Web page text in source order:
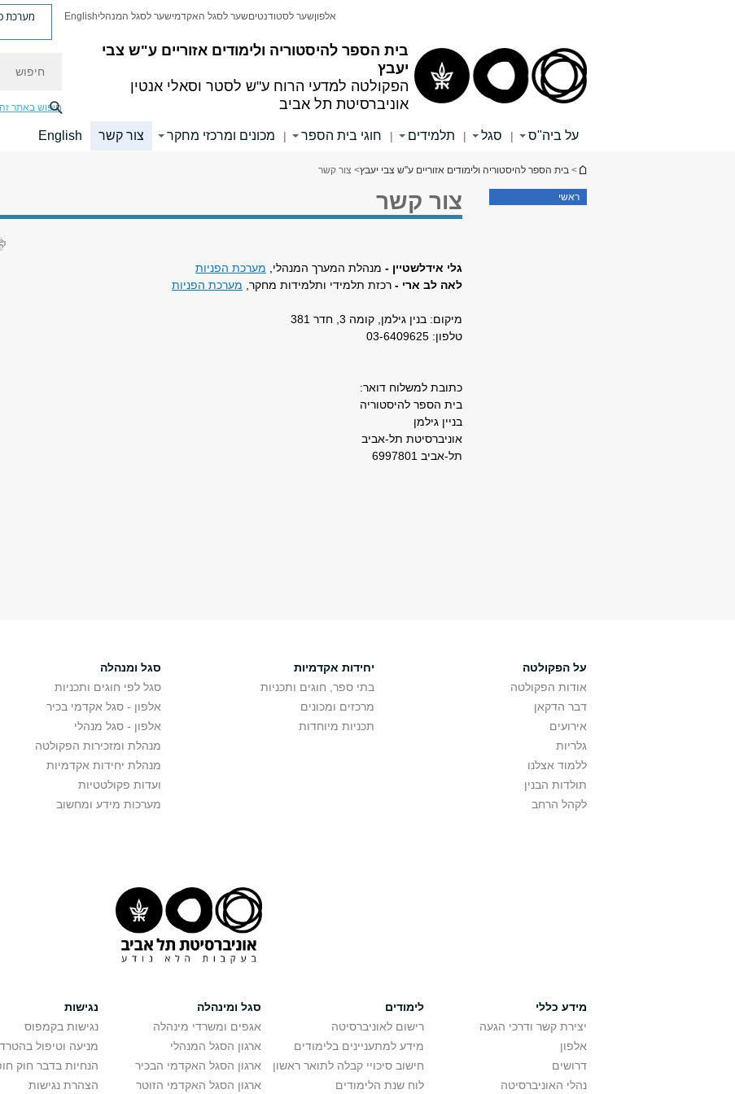
בית הספר להיסטוריה ולימודים אזוריים ע"ש צבי
יעבץ
הפקולטה למדעי הרוח ע"ש לסטר וסאלי אנטין
אוניברסיטת תל אביב
אלפוןשער לסטודנטיםשער לסגל האקדמישער לסגל המנהליEnglish מערכת
חיפוש באתר זה
על ביה"ס | סגל | תלמידים | חוגי בית הספר | מכונים ומרכזי מחקר צור קשר English
הינך נמצא כאן
> בית הספר להיסטוריה ולימודים אזוריים ע"ש צבי יעבץ> צור קשר
ראשי צור קשר
גלי אידלשטיין - מנהלת המערך המנהלי, מערכת הפניות
לאה לב ארי - ​ רכזת תלמידי ותלמידות מחקר, מערכת הפניות
מיקום: בנין גילמן, קומה 3, חדר 381
טלפון: 03-6409625
כתובת למשלוח דואר:
בית הספר להיסטוריה
בניין גילמן
אוניברסיטת תל-אביב
תל-אביב 6997801
על הפקולטה
אודות הפקולטה
דבר הדקאן
אירועים
גלריות
ללמוד אצלנו
תולדות הבנין
לקהל הרחב
יחידות אקדמיות
בתי ספר, חוגים ותכניות
מרכזים ומכונים
תכניות מיוחדות
סגל ומנהלה
סגל לפי חוגים ותכניות
אלפון - סגל אקדמי בכיר
אלפון - סגל מנהלי
מנהלת ומזכירות הפקולטה
מנהלת יחידות אקדמיות
ועדות פקולטטיות
מערכות מידע ומחשוב
מידע כללי
יצירת קשר ודרכי הגעה
אלפון
דרושים
נהלי האוניברסיטה
לימודים
רישום לאוניברסיטה
מידע למתעניינים בלימודים
חישוב סיכויי קבלה לתואר ראשון
לוח שנת הלימודים
סגל ומינהלה
אגפים ומשרדי מינהלה
ארגון הסגל המנהלי
ארגון הסגל האקדמי הבכיר
ארגון הסגל האקדמי הזוטר
נגישות
נגישות בקמפוס
מניעה וטיפול
הנחיות בדבר חוק
הצהרת נגישות